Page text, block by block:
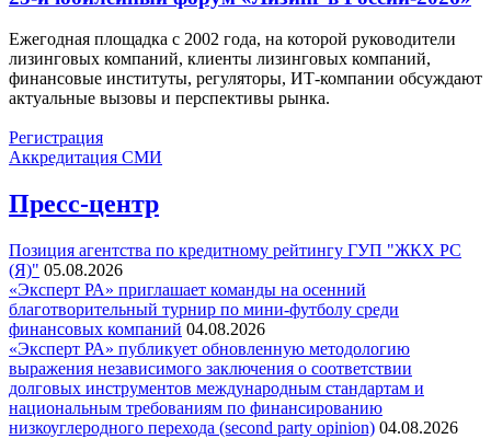
Ежегодная площадка с 2002 года, на которой руководители
лизинговых компаний, клиенты лизинговых компаний,
финансовые институты, регуляторы, ИТ-компании обсуждают
актуальные вызовы и перспективы рынка.
Регистрация
Аккредитация СМИ
Пресс-центр
Позиция агентства по кредитному рейтингу ГУП "ЖКХ РС
(Я)" 05.08.2026
«Эксперт РА» приглашает команды на осенний
благотворительный турнир по мини-футболу среди
финансовых компаний 04.08.2026
«Эксперт РА» публикует обновленную методологию
выражения независимого заключения о соответствии
долговых инструментов международным стандартам и
национальным требованиям по финансированию
низкоуглеродного перехода (second party opinion) 04.08.2026